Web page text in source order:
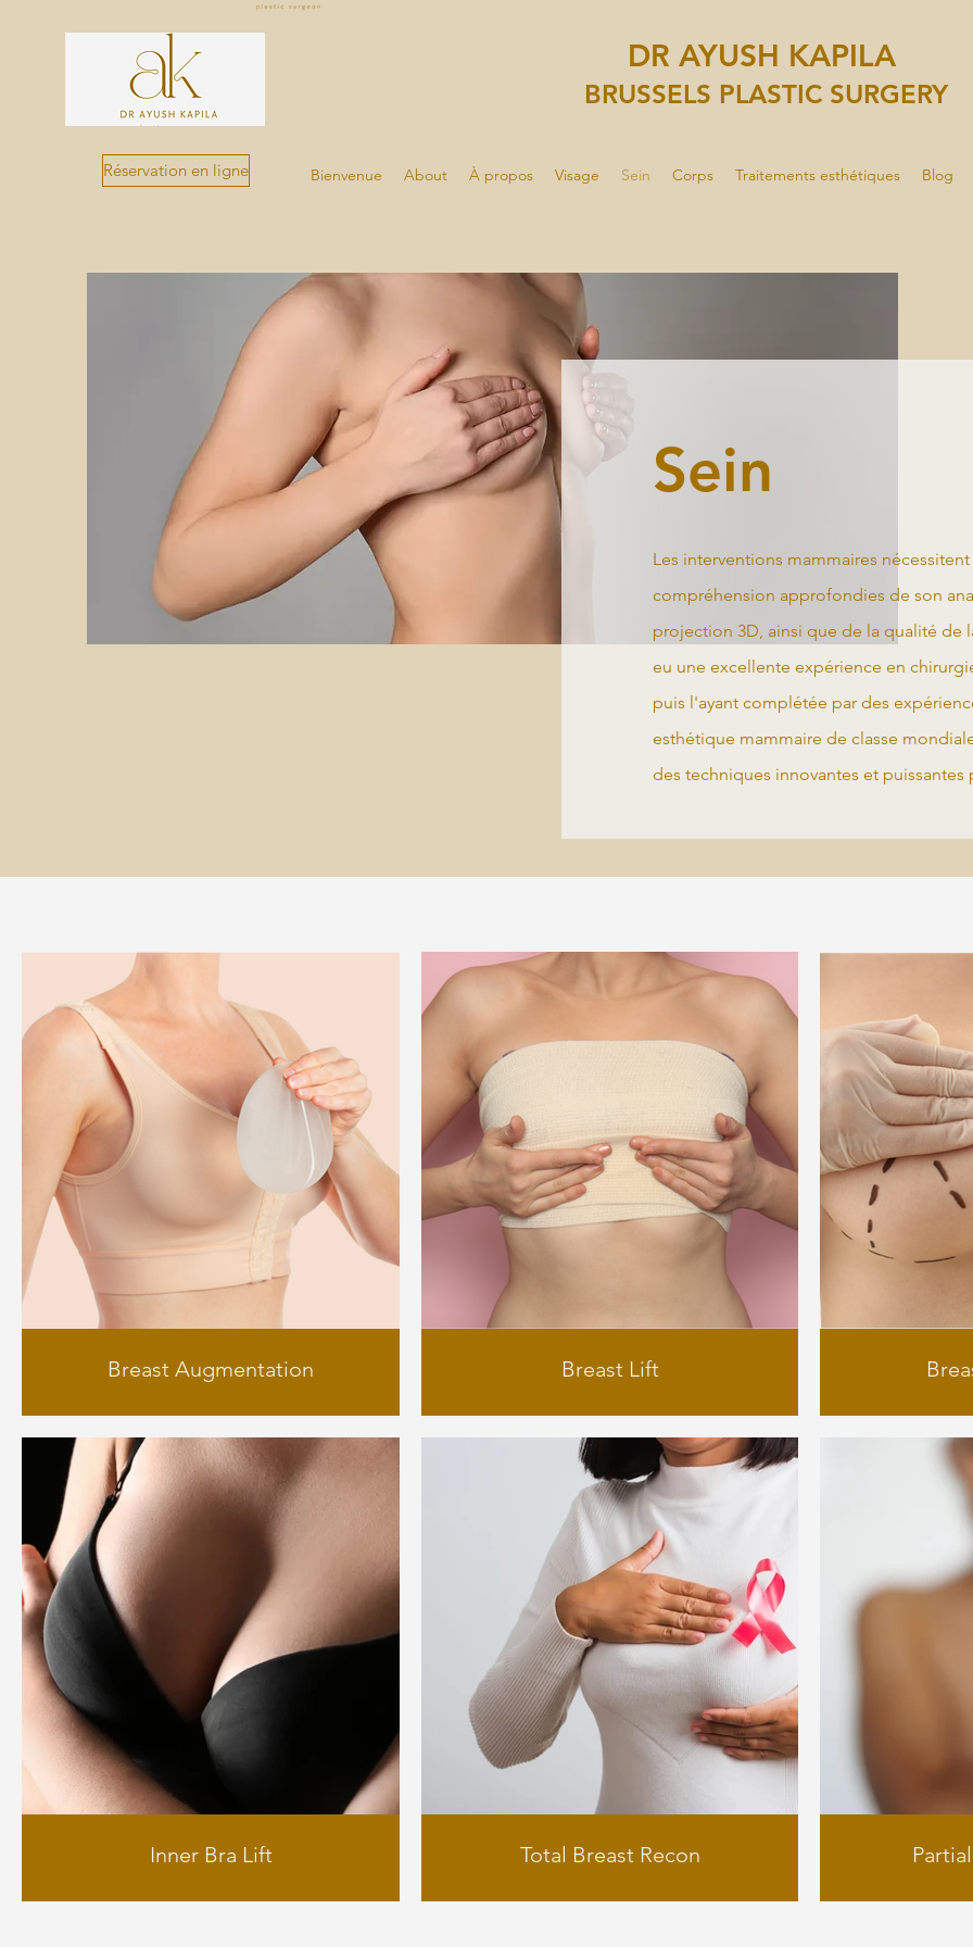
DR AYUSH KAPILA
BRUSSELS PLASTIC SURGERY
Bienvenue About À propos Visage Sein Corps Traitements esthétiques Blog
Réservation en ligne
Sein
Les interventions mammaires
compréhension approfondies de son
projection 3D, ainsi que de la qualité de
eu une excellente expérience en
puis l'ayant complétée par des
esthétique mammaire de classe
des techniques innovantes et
Breast Augmentation Breast Lift
Inner Bra Lift Total Breast Recon